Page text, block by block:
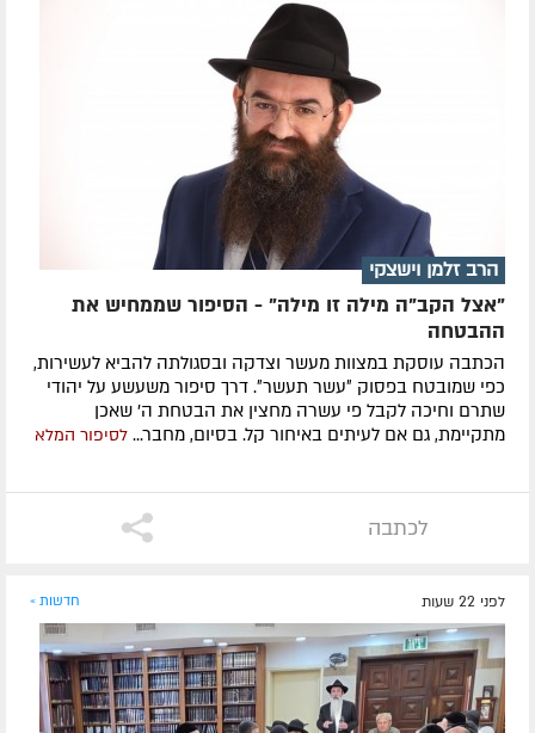
הרב זלמן וישצקי
"אצל הקב"ה מילה זו מילה" - הסיפור שממחיש את
ההבטחה
הכתבה עוסקת במצוות מעשר וצדקה ובסגולתה להביא לעשירות,
כפי שמובטח בפסוק ״עשר תעשר״. דרך סיפור משעשע על יהודי
שתרם וחיכה לקבל פי עשרה מחצין את הבטחת ה' שאכן
מתקיימת, גם אם לעיתים באיחור קל. בסיום, מחבר... לסיפור המלא
לכתבה
לפני 22 שעות חדשות »